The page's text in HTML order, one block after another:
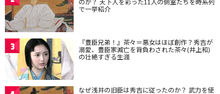
で一挙紹介
3 『豊臣兄弟！』茶々＝悪女はほぼ創作？秀吉が
溺愛、豊臣家滅亡を背負わされた茶々(井上和)
の壮絶すぎる生涯
なぜ浅井の旧臣は秀吉に従ったのか？ 武力を使